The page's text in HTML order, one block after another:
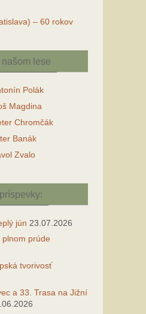
– 60 rokov
našom lese
Polák
Magdina
Chromčák
Banák
Zvalo
jún 23.07.2026
plnom prúde
tvorivosť
a 33. Trasa na Jižní